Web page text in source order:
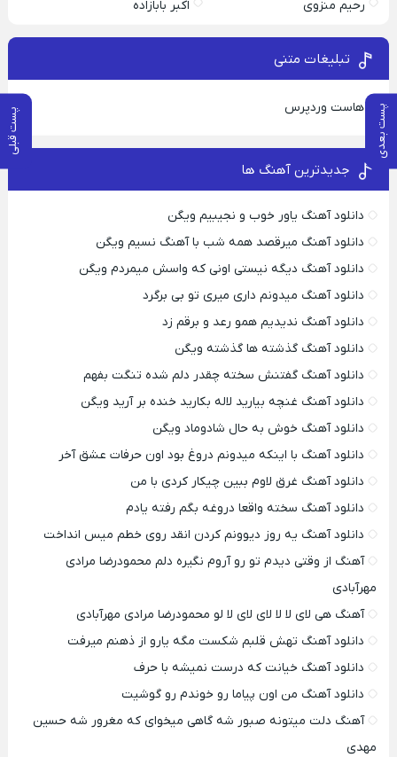
پست بعدی پست قبلی
رحیم منزوی اکبر بابازاده
تبلیغات متنی
هاست وردپرس
جدیدترین آهنگ ها
دانلود آهنگ یاور خوب و نجیبیم ویگن
دانلود آهنگ میرقصد همه شب با آهنگ نسیم ویگن
دانلود آهنگ دیگه نیستی اونی که واسش میمردم ویگن
دانلود آهنگ میدونم داری میری تو بی برگرد
دانلود آهنگ ندیدیم همو رعد و برقم زد
دانلود آهنگ گذشته ها گذشته ویگن
دانلود آهنگ گفتنش سخته چقدر دلم شده تنگت بفهم
دانلود آهنگ غنچه بیارید لاله بکارید خنده بر آرید ویگن
دانلود آهنگ خوش به حال شادوماد ویگن
دانلود آهنگ با اینکه میدونم دروغ بود اون حرفات عشق آخر
دانلود آهنگ غرق لاوم ببین چیکار کردی با من
دانلود آهنگ سخته واقعا دروغه بگم رفته یادم
دانلود آهنگ یه روز دیوونم کردن انقد روی خطم میس انداخت
آهنگ از وقتی دیدم تو رو آروم نگیره دلم محمودرضا مرادی
مهرآبادی
آهنگ هی لای لا لا لای لای لا لو محمودرضا مرادی مهرآبادی
دانلود آهنگ تهش قلبم شکست مگه یارو از ذهنم میرفت
دانلود آهنگ خیانت که درست نمیشه با حرف
دانلود آهنگ من اون پیاما رو خوندم رو گوشیت
آهنگ دلت میتونه صبور شه گاهی میخوای که مغرور شه حسین
مهدی